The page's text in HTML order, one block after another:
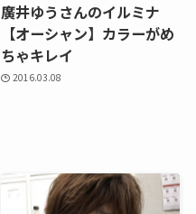
廣井ゆうさんのイルミナ
【オーシャン】カラーがめ
ちゃキレイ
2016.03.08